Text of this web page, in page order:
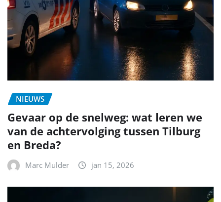
NIEUWS
Gevaar op de snelweg: wat leren we
van de achtervolging tussen Tilburg
en Breda?
Marc Mulder jan 15, 2026